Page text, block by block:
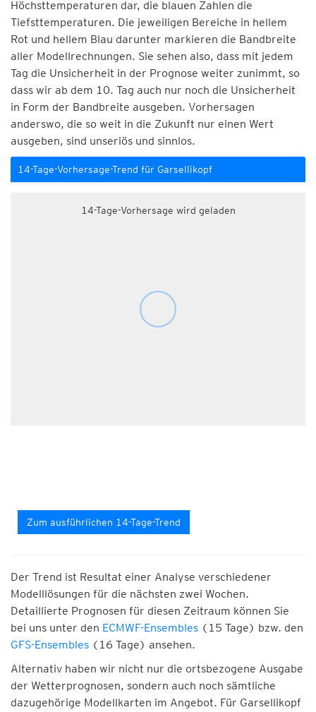
Höchsttemperaturen dar, die blauen Zahlen die
Tiefsttemperaturen. Die jeweiligen Bereiche in hellem
Rot und hellem Blau darunter markieren die Bandbreite
aller Modellrechnungen. Sie sehen also, dass mit jedem
Tag die Unsicherheit in der Prognose weiter zunimmt, so
dass wir ab dem 10. Tag auch nur noch die Unsicherheit
in Form der Bandbreite ausgeben. Vorhersagen
anderswo, die so weit in die Zukunft nur einen Wert
ausgeben, sind unseriös und sinnlos.
14-Tage-Vorhersage-Trend für Garsellikopf
14-Tage-Vorhersage wird geladen
Zum ausführlichen 14-Tage-Trend
Der Trend ist Resultat einer Analyse verschiedener
Modelllösungen für die nächsten zwei Wochen.
Detaillierte Prognosen für diesen Zeitraum können Sie
bei uns unter den ECMWF-Ensembles (15 Tage) bzw. den
GFS-Ensembles (16 Tage) ansehen.
Alternativ haben wir nicht nur die ortsbezogene Ausgabe
der Wetterprognosen, sondern auch noch sämtliche
dazugehörige Modellkarten im Angebot. Für Garsellikopf